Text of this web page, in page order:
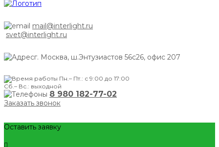
mail@interlight.ru
svet@interlight.ru
г. Москва, ш.Энтузиастов 56с26, офис 207
Пн.– Пт.: с 9:00 до 17:00
Сб.– Вс.: выходной
8 980 182-77-02
Заказать звонок
Оставить заявку